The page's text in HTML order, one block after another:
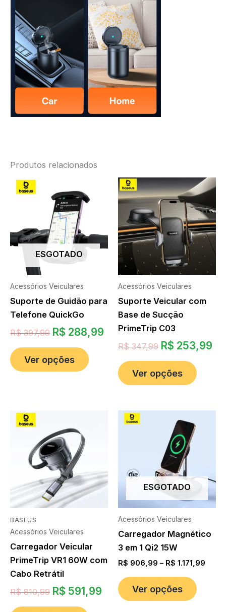
Produtos relacionados
ESGOTADO
Acessórios Veiculares
Suporte de Guidão para
Telefone QuickGo
R$397,99 R$ 288,99
Ver opções
Acessórios Veiculares
Suporte Veicular com
Base de Sucção
PrimeTrip C03
R$347,99 R$ 253,99
Ver opções
BASEUS
Acessórios Veiculares
Carregador Veicular
PrimeTrip VR1 60W com
Cabo Retrátil
R$810,99 R$ 591,99
ESGOTADO
Acessórios Veiculares
Carregador Magnético
3 em 1 Qi2 15W
R$ 906,99 – R$ 1.171,99
Ver opções